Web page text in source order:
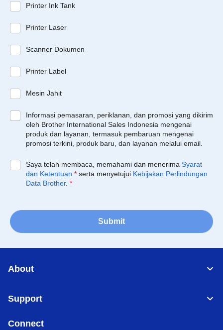
Printer Ink Tank
Printer Laser
Scanner Dokumen
Printer Label
Mesin Jahit
Informasi pemasaran, periklanan, dan promosi yang dikirim
oleh Brother International Sales Indonesia mengenai
produk dan layanan, termasuk pembaruan mengenai
promosi terkini, produk baru, dan layanan melalui email.
Saya telah membaca, memahami dan menerima Syarat
dan Ketentuan * serta menyetujui Kebijakan Perlindungan
Data Brother. *
Submit
About
Support
Connect